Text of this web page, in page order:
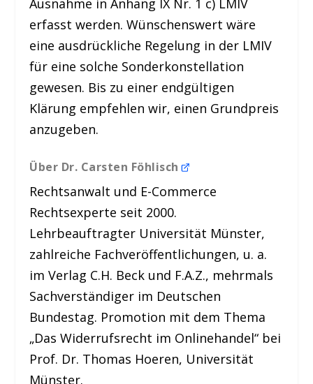
Ausnahme in Anhang IX Nr. 1 c) LMIV
erfasst werden. Wünschenswert wäre
eine ausdrückliche Regelung in der LMIV
für eine solche Sonderkonstellation
gewesen. Bis zu einer endgültigen
Klärung empfehlen wir, einen Grundpreis
anzugeben.
Über Dr. Carsten Föhlisch
Rechtsanwalt und E-Commerce
Rechtsexperte seit 2000.
Lehrbeauftragter Universität Münster,
zahlreiche Fachveröffentlichungen, u. a.
im Verlag C.H. Beck und F.A.Z., mehrmals
Sachverständiger im Deutschen
Bundestag. Promotion mit dem Thema
„Das Widerrufsrecht im Onlinehandel“ bei
Prof. Dr. Thomas Hoeren, Universität
Münster.